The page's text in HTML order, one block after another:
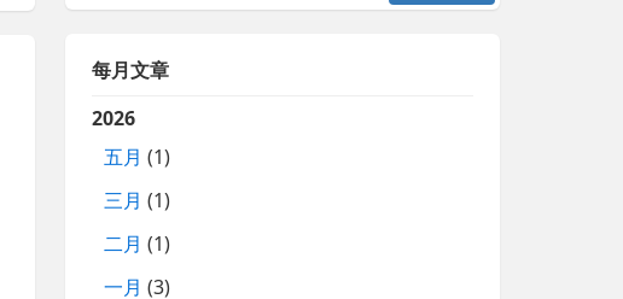
每月文章
2026
五月 (1)
三月 (1)
二月 (1)
一月 (3)